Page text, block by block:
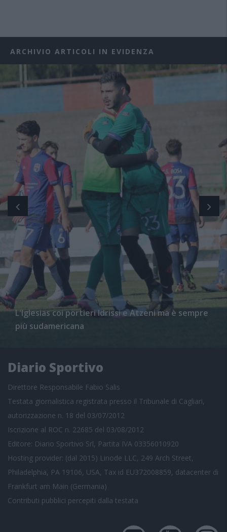
ARCHIVIO ARTICOLI IN EVIDENZA
L'Iglesias coi portieri Idrissi e Atzeni ma è sempre
più sudamericana
Diario Sportivo
Direttore Responsabile Fabio Salis
Testata giornalistica registrata presso il Tribunale di Cagliari,
autorizzazione n. 18 del 03/07/2012
Iscrizione al ROC n. 22685 del 03/08/2012
Editore: Diario Sportivo Srl, Partita IVA 03356010920
Hosting provider: (dal 2015) Linode LLC, 249 Arch Street,
Philadelphia, PA 19106, USA, Tax id EU372008859, datacenter di
Frankfurt am Main (Germania)
Contributi pubblici percepiti dalla testata